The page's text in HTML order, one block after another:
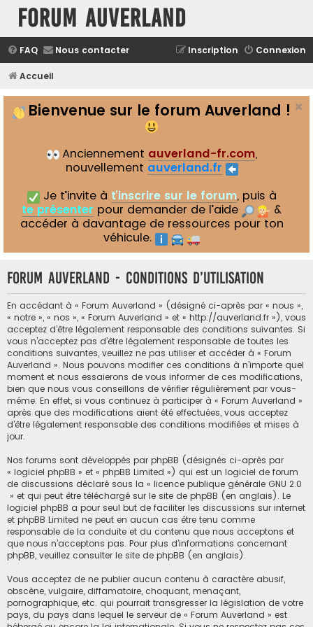
Forum Auverland
FAQ Nous contacter Connexion
Inscription
Accueil
Bienvenue sur le forum Auverland !
Anciennement auverland-fr.com,
nouvellement auverland.fr
Je t’invite à t’inscrire sur le forum, puis à
te présenter pour demander de l’aide
&
accéder à davantage de ressources pour ton
véhicule.
Forum Auverland - Conditions d’utilisation
En accédant à « Forum Auverland » (désigné ci-après par « nous »,
« notre », « nos », « Forum Auverland » et « http://auverland.fr »), vous
acceptez d’être légalement responsable des conditions suivantes. Si
vous n’acceptez pas d’être légalement responsable de toutes les
conditions suivantes, veuillez ne pas utiliser et accéder à « Forum
Auverland ». Nous pouvons modifier ces conditions à n’importe quel
moment et nous essaierons de vous informer de ces modifications,
bien que nous vous conseillons de vérifier régulièrement par vous-
même. En effet, si vous continuez à participer à « Forum Auverland »
après que des modifications aient été effectuées, vous acceptez
d’être légalement responsable des conditions modifiées et mises à
jour.
Nos forums sont développés par phpBB (désignés ci-après par
« logiciel phpBB » et « phpBB Limited ») qui est un logiciel de forum
de discussions déclaré sous la « licence publique générale GNU 2.0
» et qui peut être téléchargé sur le site de phpBB (en anglais). Le
logiciel phpBB a pour seul but de faciliter les discussions sur internet
et phpBB Limited ne peut en aucun cas être tenu comme
responsable de la conduite et du contenu que nous acceptons et
que nous n’acceptons pas. Pour plus d’informations concernant
phpBB, veuillez consulter le site de phpBB (en anglais).
Vous acceptez de ne publier aucun contenu à caractère abusif,
obscène, vulgaire, diffamatoire, choquant, menaçant,
pornographique, etc. qui pourrait transgresser la législation de votre
pays, du pays dans lequel le serveur de « Forum Auverland » est